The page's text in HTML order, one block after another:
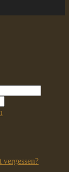
vergessen?